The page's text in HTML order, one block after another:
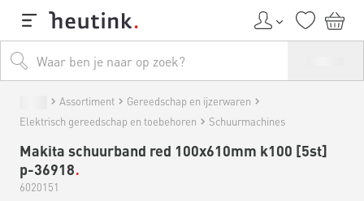
Assortiment
Gereedschap en ijzerwaren
Elektrisch gereedschap en toebehoren
Schuurmachines
Makita schuurband red 100x610mm k100 [5st]
p-36918
6020151